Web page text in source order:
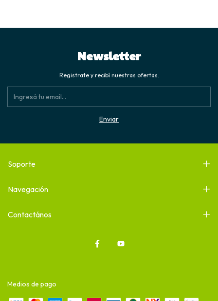
Newsletter
Registrate y recibí nuestras ofertas.
Soporte
Navegación
Contactános
Medios de pago